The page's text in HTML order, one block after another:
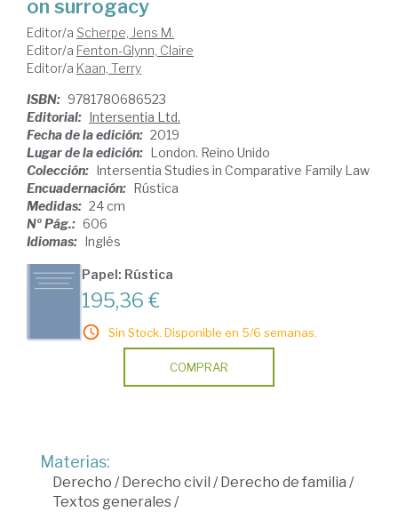
on surrogacy
Editor/a Scherpe, Jens M.
Editor/a Fenton-Glynn, Claire
Editor/a Kaan, Terry
ISBN: 9781780686523
Editorial: Intersentia Ltd.
Fecha de la edición: 2019
Lugar de la edición: London. Reino Unido
Colección: Intersentia Studies in Comparative Family Law
Encuadernación: Rústica
Medidas: 24 cm
Nº Pág.: 606
Idiomas: Inglés
Papel: Rústica
195,36 €
Sin Stock. Disponible en 5/6 semanas.
COMPRAR
Materias:
Derecho /Derecho civil /Derecho de familia /
Textos generales/